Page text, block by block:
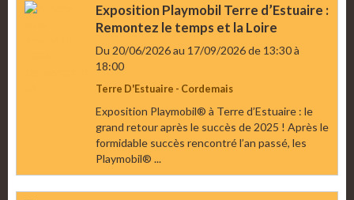
Exposition Playmobil Terre d’Estuaire :
Remontez le temps et la Loire
Du 20/06/2026au 17/09/2026de 13:30à
18:00
Terre D'Estuaire - Cordemais
Exposition Playmobil® à Terre d’Estuaire : le
grand retour après le succès de 2025 ! Après le
formidable succès rencontré l’an passé, les
Playmobil® ...